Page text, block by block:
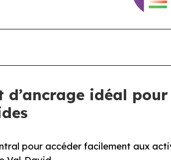
d’ancrage idéal
pour accéder facilement aux